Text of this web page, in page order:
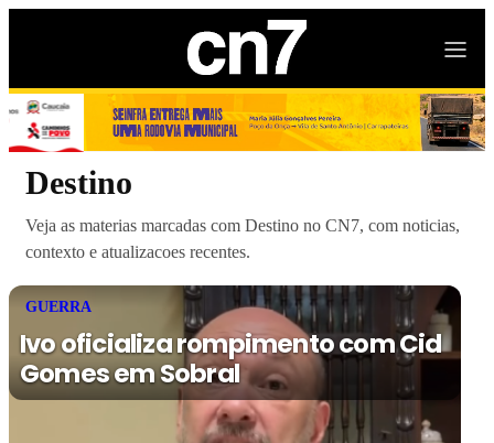
Destino
Veja as materias marcadas com Destino no CN7, com noticias,
contexto e atualizacoes recentes.
GUERRA
Ivo oficializa rompimento com Cid
Gomes em Sobral